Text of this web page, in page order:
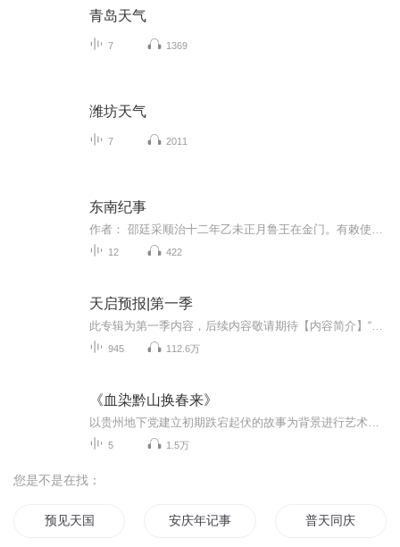
青岛天气
7 1369
潍坊天气
7 2011
东南纪事
12 422
天启预报|第一季
945 112.6万
《血染黔山换春来》
5 1.5万
您是不是在找：
预见天国 安庆年记事 普天同庆